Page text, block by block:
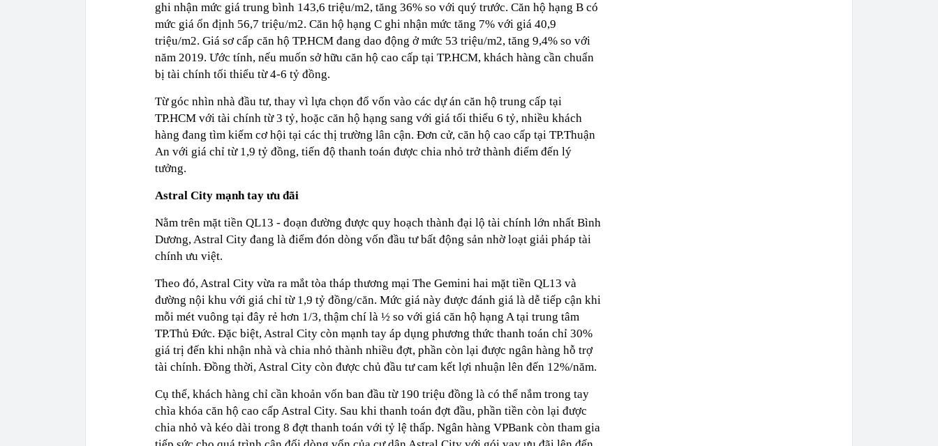
ghi nhận mức giá trung bình 143,6 triệu/m2, tăng 36% so với quý trước. Căn hộ hạng B có
mức giá ổn định 56,7 triệu/m2. Căn hộ hạng C ghi nhận mức tăng 7% với giá 40,9
triệu/m2. Giá sơ cấp căn hộ TP.HCM đang dao động ở mức 53 triệu/m2, tăng 9,4% so với
năm 2019. Ước tính, nếu muốn sở hữu căn hộ cao cấp tại TP.HCM, khách hàng cần chuẩn
bị tài chính tối thiểu từ 4-6 tỷ đồng.
Từ góc nhìn nhà đầu tư, thay vì lựa chọn đổ vốn vào các dự án căn hộ trung cấp tại
TP.HCM với tài chính từ 3 tỷ, hoặc căn hộ hạng sang với giá tối thiểu 6 tỷ, nhiều khách
hàng đang tìm kiếm cơ hội tại các thị trường lân cận. Đơn cử, căn hộ cao cấp tại TP.Thuận
An với giá chỉ từ 1,9 tỷ đồng, tiến độ thanh toán được chia nhỏ trở thành điểm đến lý
tưởng.
Astral City mạnh tay ưu đãi
Nằm trên mặt tiền QL13 - đoạn đường được quy hoạch thành đại lộ tài chính lớn nhất Bình
Dương, Astral City đang là điểm đón dòng vốn đầu tư bất động sản nhờ loạt giải pháp tài
chính ưu việt.
Theo đó, Astral City vừa ra mắt tòa tháp thương mại The Gemini hai mặt tiền QL13 và
đường nội khu với giá chỉ từ 1,9 tỷ đồng/căn. Mức giá này được đánh giá là dễ tiếp cận khi
mỗi mét vuông tại đây rẻ hơn 1/3, thậm chí là ½ so với giá căn hộ hạng A tại trung tâm
TP.Thủ Đức. Đặc biệt, Astral City còn mạnh tay áp dụng phương thức thanh toán chỉ 30%
giá trị đến khi nhận nhà và chia nhỏ thành nhiều đợt, phần còn lại được ngân hàng hỗ trợ
tài chính. Đồng thời, Astral City còn được chủ đầu tư cam kết lợi nhuận lên đến 12%/năm.
Cụ thể, khách hàng chỉ cần khoản vốn ban đầu từ 190 triệu đồng là có thể nắm trong tay
chìa khóa căn hộ cao cấp Astral City. Sau khi thanh toán đợt đầu, phần tiền còn lại được
chia nhỏ và kéo dài trong 8 đợt thanh toán với tỷ lệ thấp. Ngân hàng VPBank còn tham gia